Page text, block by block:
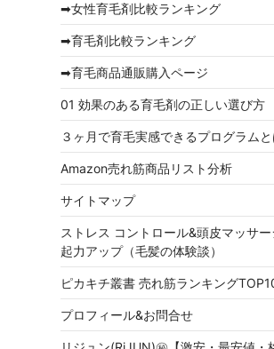
➡女性育毛剤比較ランキング
➡育毛剤比較ランキング
➡育毛商品通販購入ページ
01 効果のある育毛剤の正しい選び方
３ヶ月で育毛実感できるプログラムと
Amazon売れ筋商品リスト分析
サイトマップ
ストレス コントロール&頭皮マッサ
起力アップ（毛髪の体験談）
ピカキチ叢書 売れ筋ランキング
プロフィール&お問合せ